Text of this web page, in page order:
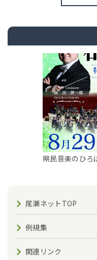
県民音楽のひろ
尾瀬ネットTOP
例規集
関連リンク